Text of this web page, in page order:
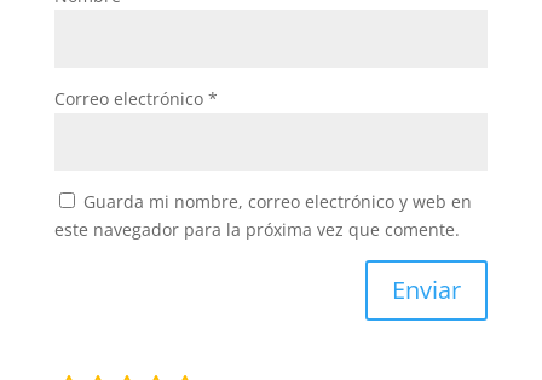
Correo electrónico *
Guarda mi nombre, correo electrónico y web en
este navegador para la próxima vez que comente.
Enviar